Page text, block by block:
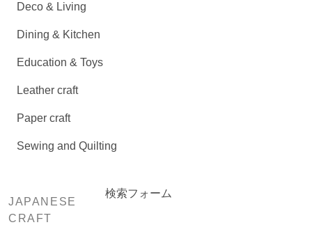
Deco & Living
Dining & Kitchen
Education & Toys
Leather craft
Paper craft
Sewing and Quilting
JAPANESE
CRAFT
検索フォーム